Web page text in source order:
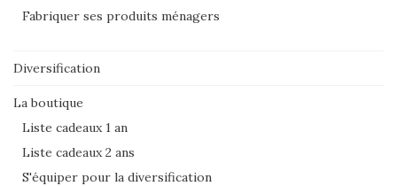
Fabriquer ses produits ménagers
Diversification
La boutique
Liste cadeaux 1 an
Liste cadeaux 2 ans
S'équiper pour la diversification